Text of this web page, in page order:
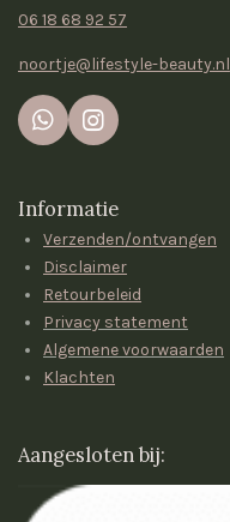
06 18 68 92 57
noortje@lifestyle-beauty.nl
W
h
t
s
A
p
p
I
n
t
a
g
r
a
Informatie
Verzenden/ontvangen
Disclaimer
Retourbeleid
Privacy statement
Algemene voorwaarden
Klachten
Aangesloten bij: